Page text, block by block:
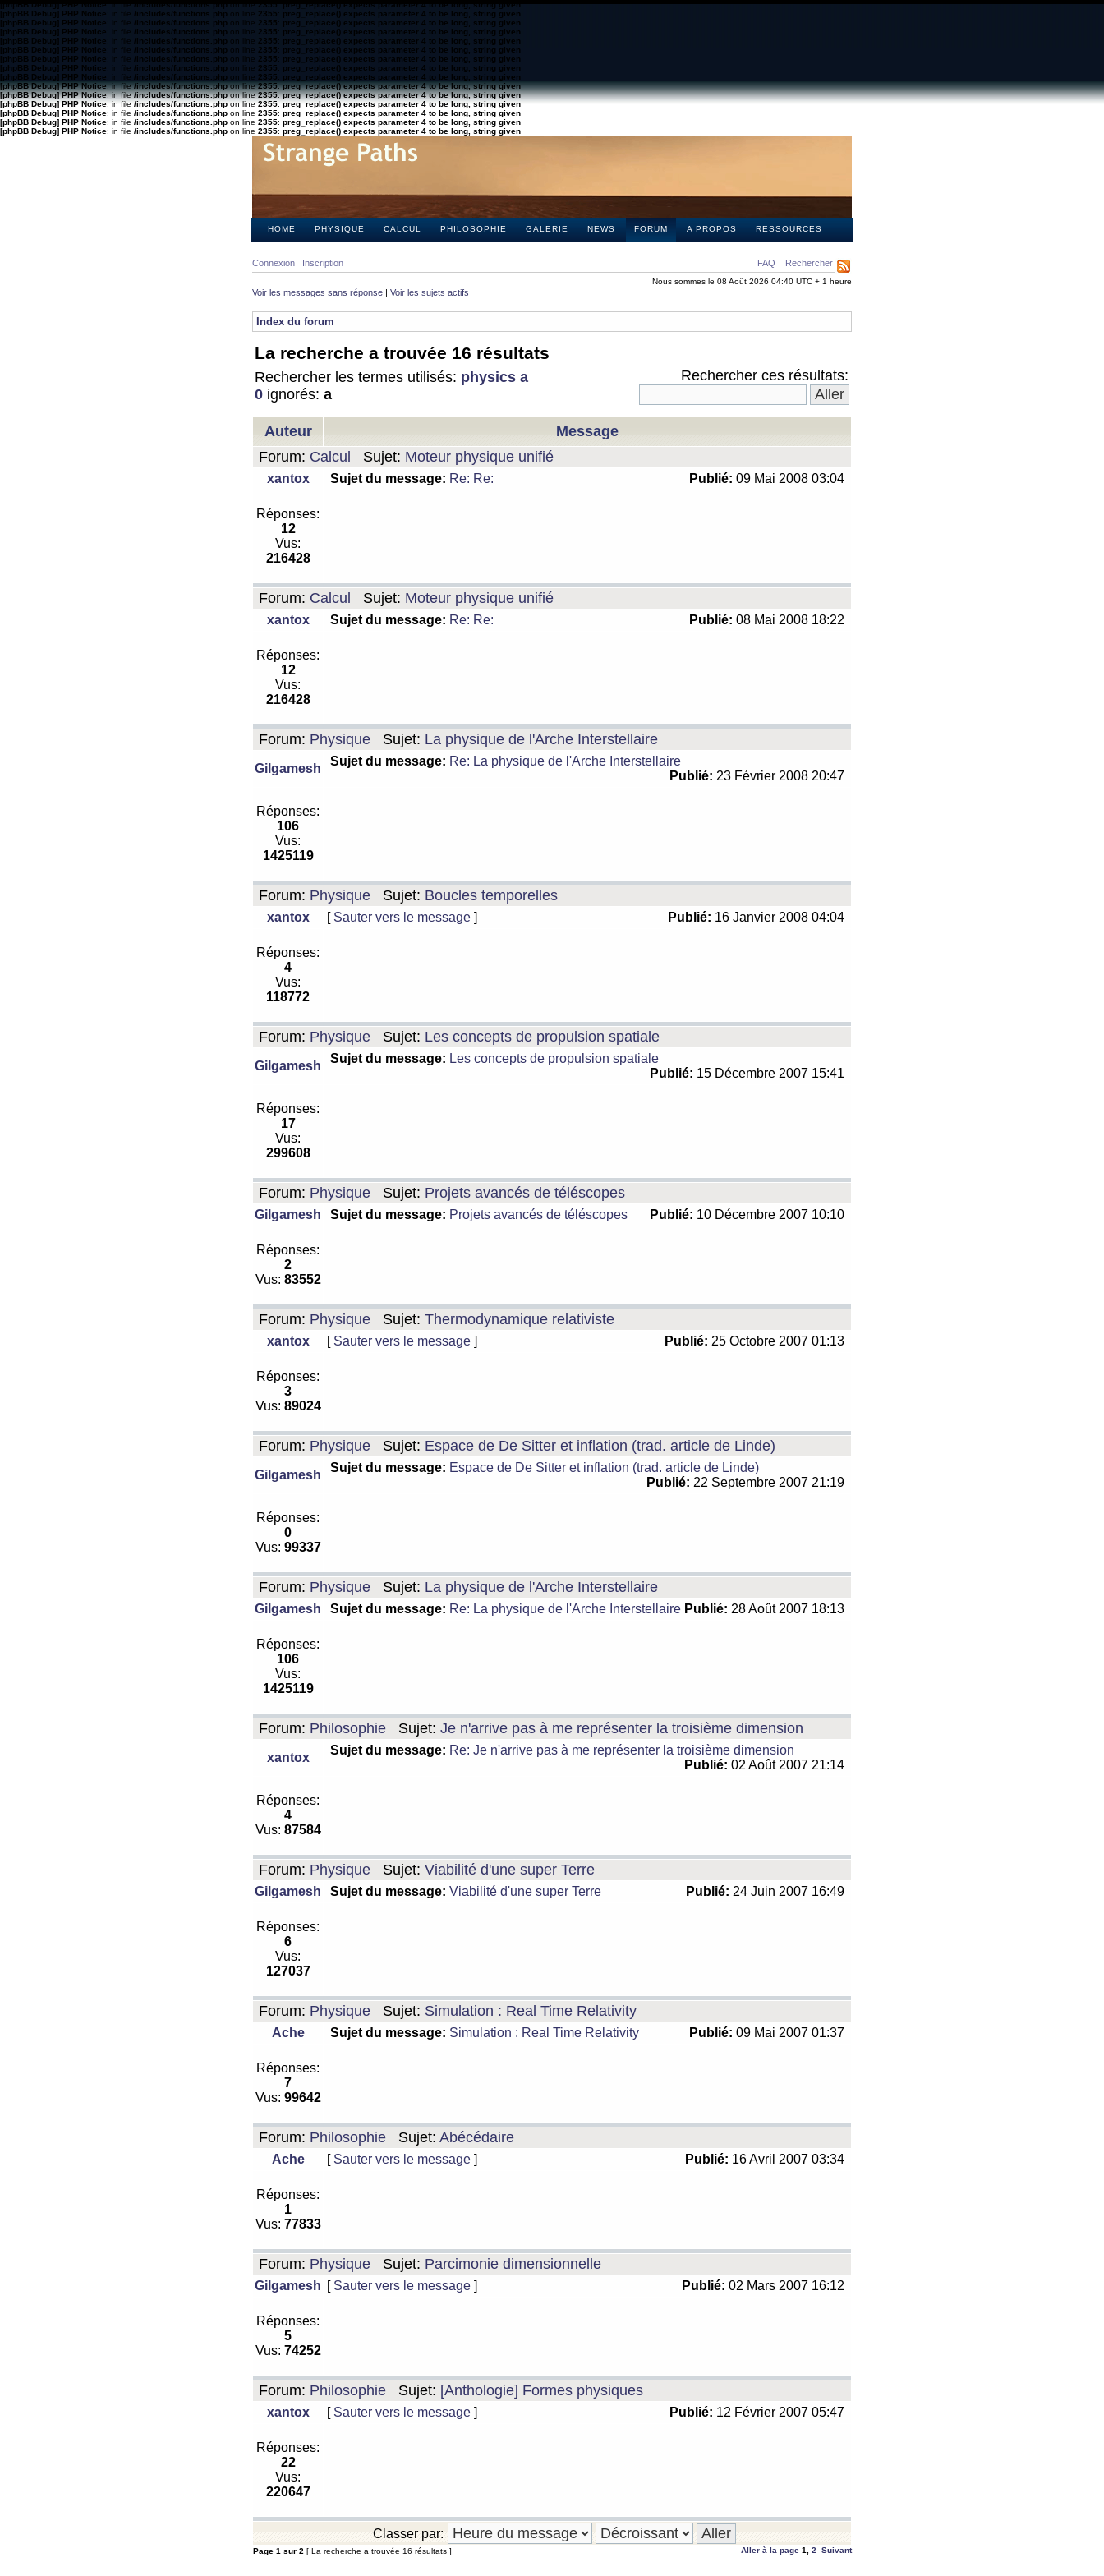
[phpBB Debug] PHP Notice: in file/includes/functions.phpon line2355:preg_replace() expects parameter 4 to be long, string given
[phpBB Debug] PHP Notice: in file /includes/functions.php on line 2355: preg_replace() expects parameter 4 to be long, string given
[phpBB Debug] PHP Notice: in file /includes/functions.php on line 2355: preg_replace() expects parameter 4 to be long, string given
[phpBB Debug] PHP Notice: in file /includes/functions.php on line 2355: preg_replace() expects parameter 4 to be long, string given
[phpBB Debug] PHP Notice: in file /includes/functions.php on line 2355: preg_replace() expects parameter 4 to be long, string given
[phpBB Debug] PHP Notice: in file /includes/functions.php on line 2355: preg_replace() expects parameter 4 to be long, string given
[phpBB Debug] PHP Notice: in file /includes/functions.php on line 2355: preg_replace() expects parameter 4 to be long, string given
[phpBB Debug] PHP Notice: in file /includes/functions.php on line 2355: preg_replace() expects parameter 4 to be long, string given
[phpBB Debug] PHP Notice: in file /includes/functions.php on line 2355: preg_replace() expects parameter 4 to be long, string given
[phpBB Debug] PHP Notice: in file/includes/functions.phpon line2355:preg_replace() expects parameter 4 to be long, string given
[phpBB Debug] PHP Notice: in file/includes/functions.phpon line2355:preg_replace() expects parameter 4 to be long, string given
[phpBB Debug] PHP Notice: in file/includes/functions.phpon line2355:preg_replace() expects parameter 4 to be long, string given
[phpBB Debug] PHP Notice: in file /includes/functions.php on line 2355: preg_replace() expects parameter 4 to be long, string given
[phpBB Debug] PHP Notice: in file /includes/functions.php on line 2355: preg_replace() expects parameter 4 to be long, string given
[phpBB Debug] PHP Notice: in file /includes/functions.php on line 2355: preg_replace() expects parameter 4 to be long, string given
HOME PHYSIQUE CALCUL PHILOSOPHIE GALERIE NEWS FORUM A PROPOS RESSOURCES
FAQ Rechercher
Connexion Inscription
Nous sommes le 08 Août 2026 04:40 UTC + 1 heure
Voir les messages sans réponse | Voir les sujets actifs
Index du forum
La recherche a trouvée 16 résultats
Rechercher les termes utilisés: physics a
0 ignorés: a
Rechercher ces résultats:
Auteur
Message
Forum: Calcul Sujet: Moteur physique unifié
xantox Sujet du message: Re: Re: Publié: 09 Mai 2008 03:04
Réponses:
12
Vus:
216428
Forum: Calcul Sujet: Moteur physique unifié
xantox Sujet du message: Re: Re: Publié: 08 Mai 2008 18:22
Réponses:
12
Vus:
216428
Forum: Physique Sujet: La physique de l'Arche Interstellaire
Gilgamesh
Sujet du message: Re: La physique de l'Arche Interstellaire
Publié: 23 Février 2008 20:47
Réponses:
106
Vus:
1425119
Forum: Physique Sujet: Boucles temporelles
xantox [ Sauter vers le message ] Publié: 16 Janvier 2008 04:04
Réponses:
4
Vus:
118772
Forum: Physique Sujet: Les concepts de propulsion spatiale
Gilgamesh
Sujet du message: Les concepts de propulsion spatiale
Publié: 15 Décembre 2007 15:41
Réponses:
17
Vus:
299608
Forum: Physique Sujet: Projets avancés de téléscopes
Gilgamesh Sujet du message: Projets avancés de téléscopes Publié: 10 Décembre 2007 10:10
Réponses:
2
Vus: 83552
Forum: Physique Sujet: Thermodynamique relativiste
xantox [ Sauter vers le message ] Publié: 25 Octobre 2007 01:13
Réponses:
3
Vus: 89024
Forum: Physique Sujet: Espace de De Sitter et inflation (trad. article de Linde)
Gilgamesh
Sujet du message: Espace de De Sitter et inflation (trad. article de Linde)
Publié: 22 Septembre 2007 21:19
Réponses:
0
Vus: 99337
Forum: Physique Sujet: La physique de l'Arche Interstellaire
Gilgamesh Sujet du message: Re: La physique de l'Arche Interstellaire Publié: 28 Août 2007 18:13
Réponses:
106
Vus:
1425119
Forum: Philosophie Sujet: Je n'arrive pas à me représenter la troisième dimension
xantox
Sujet du message: Re: Je n'arrive pas à me représenter la troisième dimension
Publié: 02 Août 2007 21:14
Réponses:
4
Vus: 87584
Forum: Physique Sujet: Viabilité d'une super Terre
Gilgamesh Sujet du message: Viabilité d'une super Terre Publié: 24 Juin 2007 16:49
Réponses:
6
Vus:
127037
Forum: Physique Sujet: Simulation : Real Time Relativity
Ache Sujet du message: Simulation : Real Time Relativity Publié: 09 Mai 2007 01:37
Réponses:
7
Vus: 99642
Forum: Philosophie Sujet: Abécédaire
Ache [ Sauter vers le message ] Publié: 16 Avril 2007 03:34
Réponses:
1
Vus: 77833
Forum: Physique Sujet: Parcimonie dimensionnelle
Gilgamesh [ Sauter vers le message ] Publié: 02 Mars 2007 16:12
Réponses:
5
Vus: 74252
Forum: Philosophie Sujet: [Anthologie] Formes physiques
xantox [ Sauter vers le message ] Publié: 12 Février 2007 05:47
Réponses:
22
Vus:
220647
Classer par:
Page 1 sur 2 [ La recherche a trouvée 16 résultats ] Aller à la page 1 2 Suivant